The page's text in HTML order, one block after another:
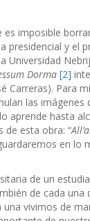
imposible
presidencial y el
Universidad
Dorma [2]
Carreras). Para
las
aprende hasta
de esta obra: “
en lo
de un
de cada una
vivimos de